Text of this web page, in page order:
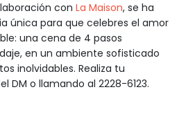
con La Maison, se ha
única para que celebres el amor
una cena de 4 pasos
en un ambiente sofisticado
inolvidables. Realiza tu
DM o llamando al 2228-6123.